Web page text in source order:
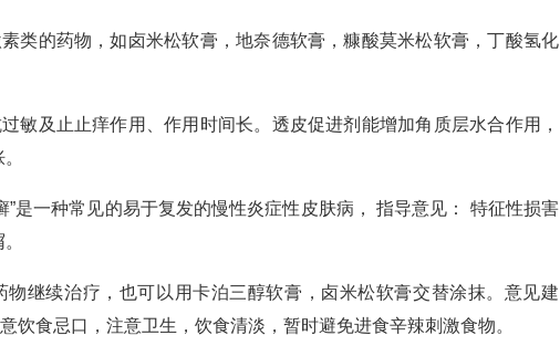
类的药物，如卤米松软膏，地奈德软膏，糠酸莫米松软膏，丁酸氢化
敏及止止痒作用、作用时间长。透皮促进剂能增加角质层水合作用，
”是一种常见的易于复发的慢性炎症性皮肤病， 指导意见： 特征性损害
继续治疗，也可以用卡泊三醇软膏，卤米松软膏交替涂抹。意见建
饮食忌口，注意卫生，饮食清淡，暂时避免进食辛辣刺激食物。